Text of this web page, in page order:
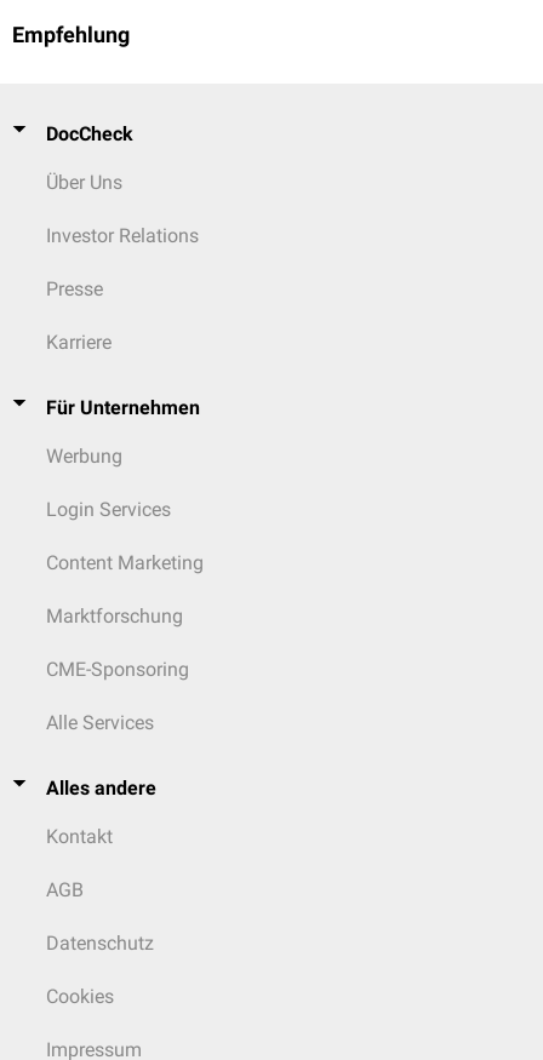
Empfehlung
DocCheck
Über Uns
Investor Relations
Presse
Karriere
Für Unternehmen
Werbung
Login Services
Content Marketing
Marktforschung
CME-Sponsoring
Alle Services
Alles andere
Kontakt
AGB
Datenschutz
Cookies
Impressum